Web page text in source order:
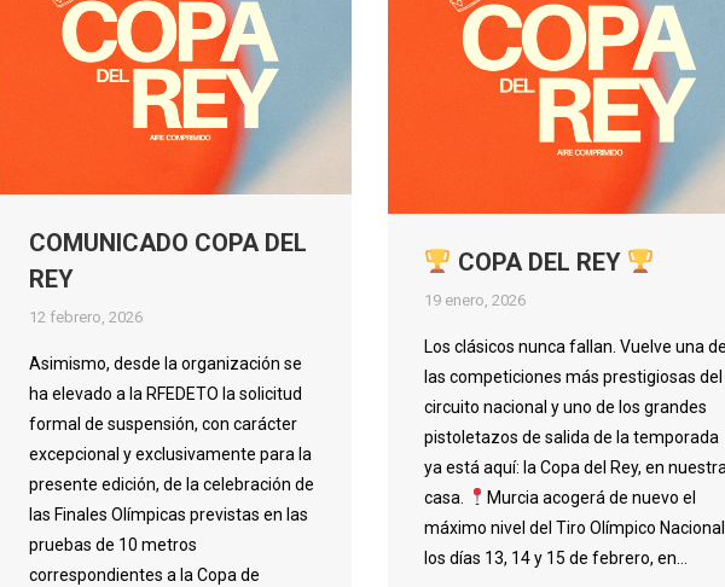
COMUNICADO COPA DEL
REY
12 febrero, 2026
Asimismo, desde la organización se
ha elevado a la RFEDETO la solicitud
formal de suspensión, con carácter
excepcional y exclusivamente para la
presente edición, de la celebración de
las Finales Olímpicas previstas en las
pruebas de 10 metros
correspondientes a la Copa de
COPA DEL REY
19 enero, 2026
Los clásicos nunca fallan. Vuelve una
las competiciones más prestigiosas del
circuito nacional y uno de los grandes
pistoletazos de salida de la temporada
ya está aquí: la Copa del Rey, en
casa.
Murcia acogerá de nuevo el
máximo nivel del Tiro Olímpico Nacional
los días 13, 14 y 15 de febrero, en…